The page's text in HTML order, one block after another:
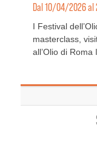
Dal 10/04/2026
I Festival
masterclass,
all’Olio di